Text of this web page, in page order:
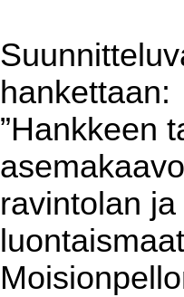
hankettaan:
”Hankkeen
ravintolan